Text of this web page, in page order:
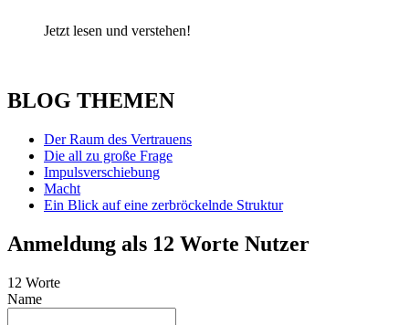
Jetzt lesen und verstehen!
BLOG THEMEN
Der Raum des Vertrauens
Die all zu große Frage
Impulsverschiebung
Macht
Ein Blick auf eine zerbröckelnde Struktur
Anmeldung als 12 Worte Nutzer
12 Worte
Name